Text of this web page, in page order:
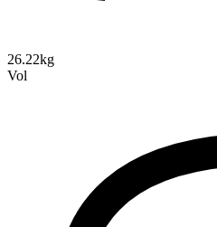
26.22kg
Vol